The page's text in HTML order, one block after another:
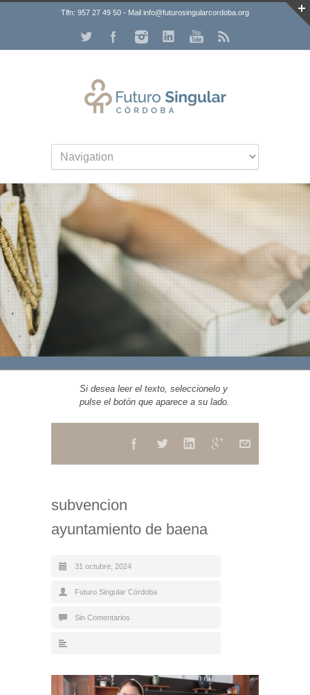
Tlfn: 957 27 49 50 - Mail info@futurosingularcordoba.org
Si desea leer el texto, seleccionelo y
pulse el botón que aparece a su lado.
subvencion
ayuntamiento de baena
31 octubre, 2024
Futuro Singular Córdoba
Sin Comentarios